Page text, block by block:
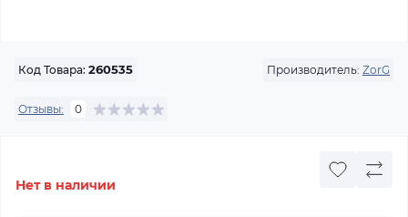
Код Товара: 260535 Производитель: ZorG
Отзывы: 0
Нет в наличии